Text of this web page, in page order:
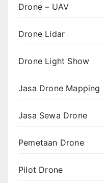
Drone – UAV
Drone Lidar
Drone Light Show
Jasa Drone Mapping
Jasa Sewa Drone
Pemetaan Drone
Pilot Drone